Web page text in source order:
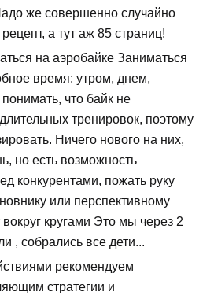
же совершенно случайно
а тут аж 85 страниц!
на аэробайке Заниматься
время: утром, днем,
что байк не
тренировок, поэтому
Ничего нового на них,
но есть возможность
конкурентами, пожать руку
или перспективному
кругами Это мы через 2
, собрались все дети...
рекомендуем
стратегии и